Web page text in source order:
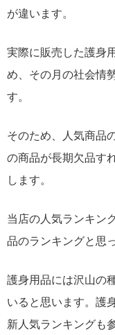
が違います。
実際に販売した護身
め、その月の社会情
す。
そのため、人気商品
の商品が長期欠品す
します。
当店の人気ランキン
品のランキングと思
護身用品には沢山の
いると思います。護
新人気ランキングも